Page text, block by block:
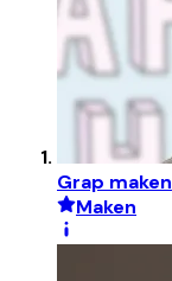
Grap maken
Maken